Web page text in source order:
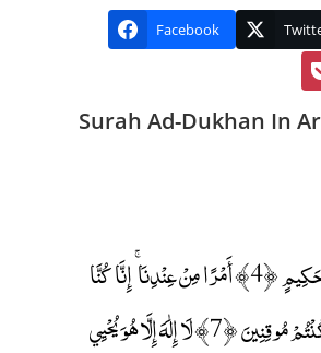
Facebook
Surah Ad-Dukhan In
حم ﴿1﴾ وَالْكِتَابِ الْمُبِينِ ﴿2﴾ إِنَّا أَنْزَلْنَاهُ فِي لَيْلَةٍ مُبَارَكَةٍ ۚ إِنَّا كُنَّا مُنْذِرِينَ ﴿3﴾ فِيهَا يُفْرَقُ كُلُّ أَمْرٍ حَكِيمٍ ﴿4﴾ أَمْرًا مِنْ عِنْدِنَا ۚ إِنَّا كُنَّا
مُرْسِلِينَ ﴿5﴾ رَحْمَةً مِنْ رَبِّكَ ۚ إِنَّهُ هُوَ السَّمِيعُ الْعَلِيمُ ﴿6﴾ رَبِّ السَّمَاوَاتِ وَالْأَرْضِ وَمَا بَيْنَهُمَا ۖ إِنْ كُنْتُمْ مُوقِنِينَ ﴿7﴾ لَا إِلَٰهَ إِلَّا هُوَ يُحْيِي